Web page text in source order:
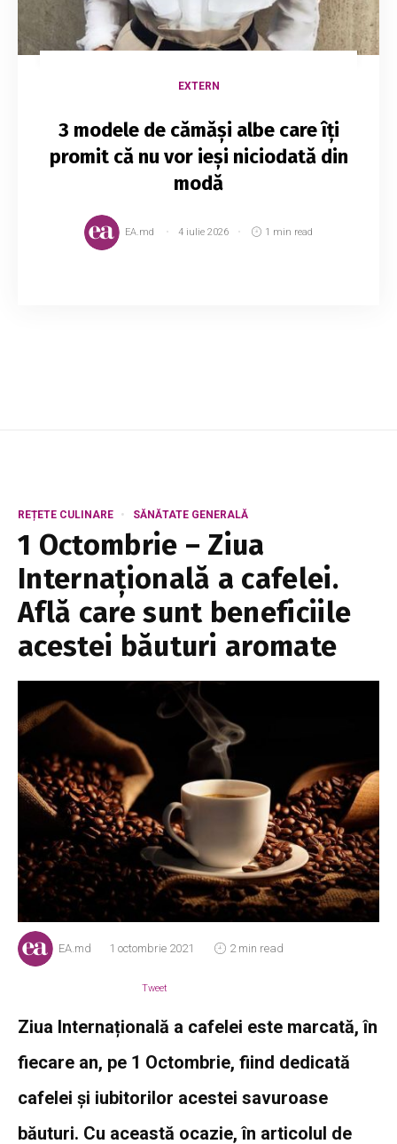
EXTERN
3 modele de cămăși albe care îți
promit că nu vor ieși niciodată din
modă
EA.md 4 iulie 2026 1 min read
REȚETE CULINARE SĂNĂTATE GENERALĂ
1 Octombrie – Ziua
Internațională a cafelei.
Află care sunt beneficiile
acestei băuturi aromate
EA.md 1 octombrie 2021 2 min read
Tweet
Ziua Internațională a cafelei este marcată, în
fiecare an, pe 1 Octombrie, fiind dedicată
cafelei şi iubitorilor acestei savuroase
băuturi. Cu această ocazie, în articolul de